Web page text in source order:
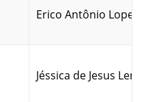
Erico Antônio Lopes
Jéssica de Jesus